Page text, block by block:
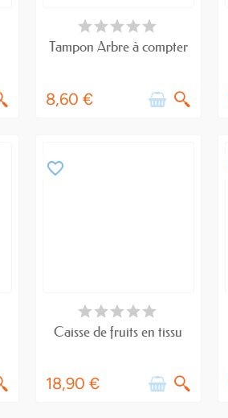
RUPTURE DE STOCK
Tampon Arbre à compter
8,60 €
RUPTURE DE STOCK
favorite_border
Caisse de fruits en tissu
18,90 €